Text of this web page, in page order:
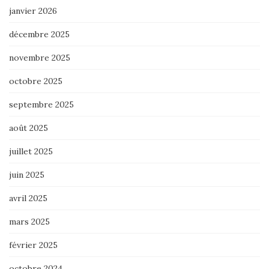
janvier 2026
décembre 2025
novembre 2025
octobre 2025
septembre 2025
août 2025
juillet 2025
juin 2025
avril 2025
mars 2025
février 2025